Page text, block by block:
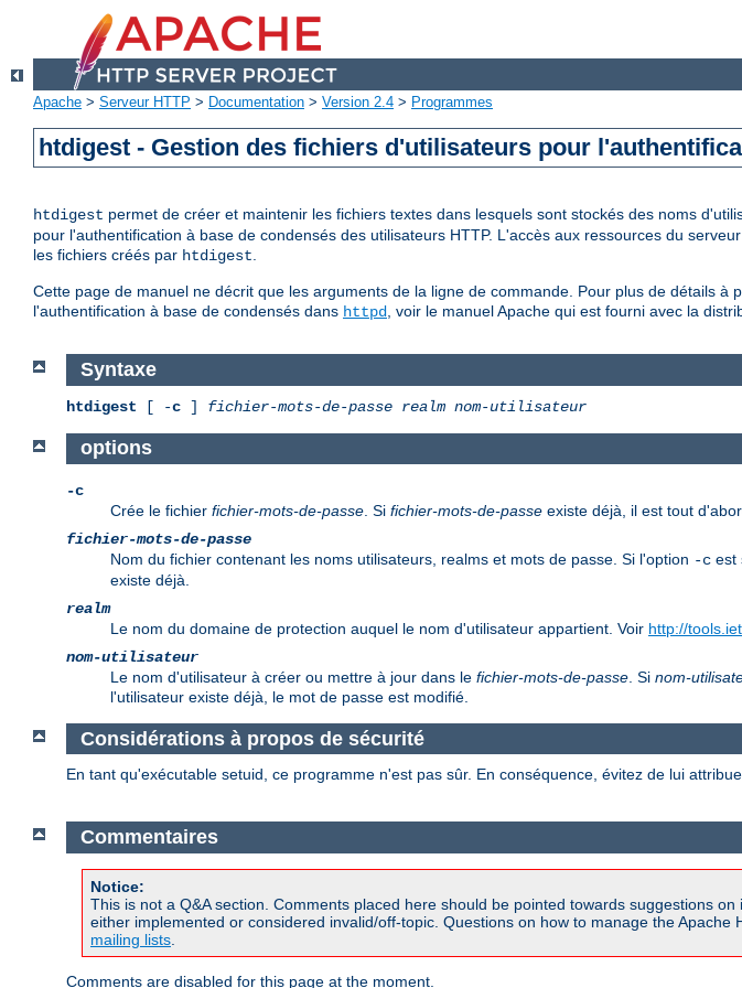
Apache > Serveur HTTP > Documentation > Version 2.4 > Programmes
htdigest - Gestion des fichiers d'utilisateurs pour
htdigest permet de créer et maintenir les fichiers textes dans lesquels sont stockés des noms
pour l'authentification à base de condensés des utilisateurs HTTP. L'accès aux ressources du
les fichiers créés par htdigest.
Cette page de manuel ne décrit que les arguments de la ligne de commande. Pour plus de détails à
l'authentification à base de condensés dans httpd, voir le manuel Apache qui est fourni avec la
Syntaxe
htdigest [ -c ] fichier-mots-de-passe realm nom-utilisateur
options
-c
Crée le fichier fichier-mots-de-passe . Si fichier-mots-de-passe existe déjà, il est tout
fichier-mots-de-passe
Nom du fichier contenant les noms utilisateurs, realms et mots de passe. Si l'option -c est
existe déjà.
realm
Le nom du domaine de protection auquel le nom d'utilisateur appartient. Voir http://
nom-utilisateur
Le nom d'utilisateur à créer ou mettre à jour dans le fichier-mots-de-passe . Si nom-
l'utilisateur existe déjà, le mot de passe est modifié.
Considérations à propos de sécurité
En tant qu'exécutable setuid, ce programme n'est pas sûr. En conséquence, évitez de lui
Commentaires
Notice:
This is not a Q&A section. Comments placed here should be pointed towards suggestions
either implemented or considered invalid/off-topic. Questions on how to manage the
mailing lists
Comments are disabled for this page at the moment.